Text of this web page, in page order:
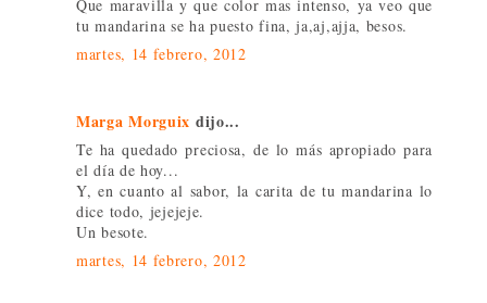
Que maravilla y que color mas intenso, ya veo que
tu mandarina se ha puesto fina, ja,aj,ajja, besos.
martes, 14 febrero, 2012
Marga Morguix dijo...
Te ha quedado preciosa, de lo más apropiado para
el día de hoy...
Y, en cuanto al sabor, la carita de tu mandarina lo
dice todo, jejejeje.
Un besote.
martes, 14 febrero, 2012